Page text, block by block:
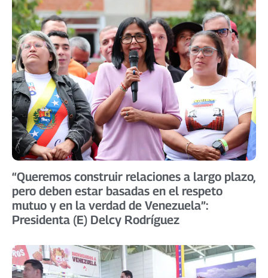
“Queremos construir relaciones a largo plazo,
pero deben estar basadas en el respeto
mutuo y en la verdad de Venezuela”:
Presidenta (E) Delcy Rodríguez